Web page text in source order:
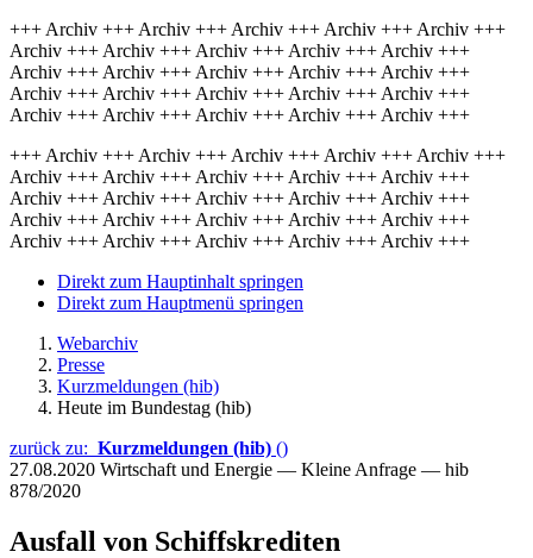
+++ Archiv +++ Archiv +++ Archiv +++ Archiv +++ Archiv +++
Archiv +++ Archiv +++ Archiv +++ Archiv +++ Archiv +++
Archiv +++ Archiv +++ Archiv +++ Archiv +++ Archiv +++
Archiv +++ Archiv +++ Archiv +++ Archiv +++ Archiv +++
Archiv +++ Archiv +++ Archiv +++ Archiv +++ Archiv +++
+++ Archiv +++ Archiv +++ Archiv +++ Archiv +++ Archiv +++
Archiv +++ Archiv +++ Archiv +++ Archiv +++ Archiv +++
Archiv +++ Archiv +++ Archiv +++ Archiv +++ Archiv +++
Archiv +++ Archiv +++ Archiv +++ Archiv +++ Archiv +++
Archiv +++ Archiv +++ Archiv +++ Archiv +++ Archiv +++
Direkt zum Hauptinhalt springen
Direkt zum Hauptmenü springen
Webarchiv
Presse
Kurzmeldungen (hib)
Heute im Bundestag (hib)
zurück zu: Kurzmeldungen (hib) ()
27.08.2020 Wirtschaft und Energie — Kleine Anfrage — hib
878/2020
Ausfall von Schiffskrediten